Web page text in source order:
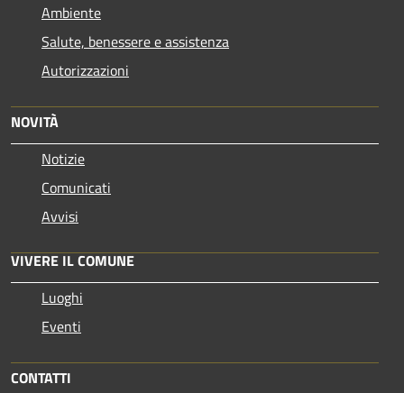
Ambiente
Salute, benessere e assistenza
Autorizzazioni
NOVITÀ
Notizie
Comunicati
Avvisi
VIVERE IL COMUNE
Luoghi
Eventi
CONTATTI